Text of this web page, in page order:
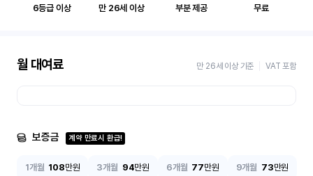
6등급 이상 만 26세 이상 부분 제공 무료
월 대여료 만 26세 이상 기준 VAT 포함
보증금 계약 만료시 환급!
1개월 108만원 3개월 94만원 6개월 77만원 9개월 73만원